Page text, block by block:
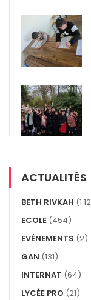
ACTUALITÉS
BETH RIVKAH (1
ECOLE (454)
EVÉNEMENTS (2)
GAN (131)
INTERNAT (64)
LYCÉE PRO (21)